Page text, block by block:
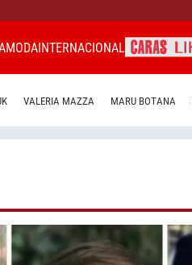
MODAINTERNACIONAL
VALERIA MAZZA MARU BOTANA